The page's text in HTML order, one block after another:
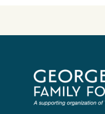
Fundación
de
la
Familia